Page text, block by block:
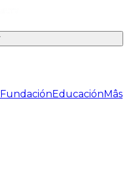
FundaciónEducaciónMâs